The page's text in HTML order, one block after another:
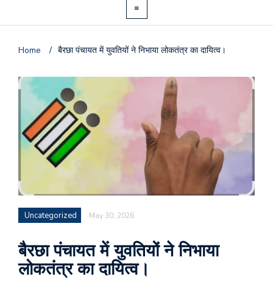
Home / बैरछा पंचायत में युवतियों ने निभाया लोकतंत्र का दायित्व।
Uncategorized May 30, 2026
बैरछा पंचायत में युवतियों ने निभाया
लोकतंत्र का दायित्व।